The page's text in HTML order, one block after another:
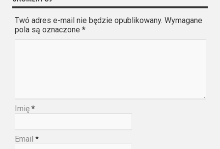
Twó adres e-mail nie będzie opublikowany. Wymagane
pola są oznaczone *
Imię *
Email *